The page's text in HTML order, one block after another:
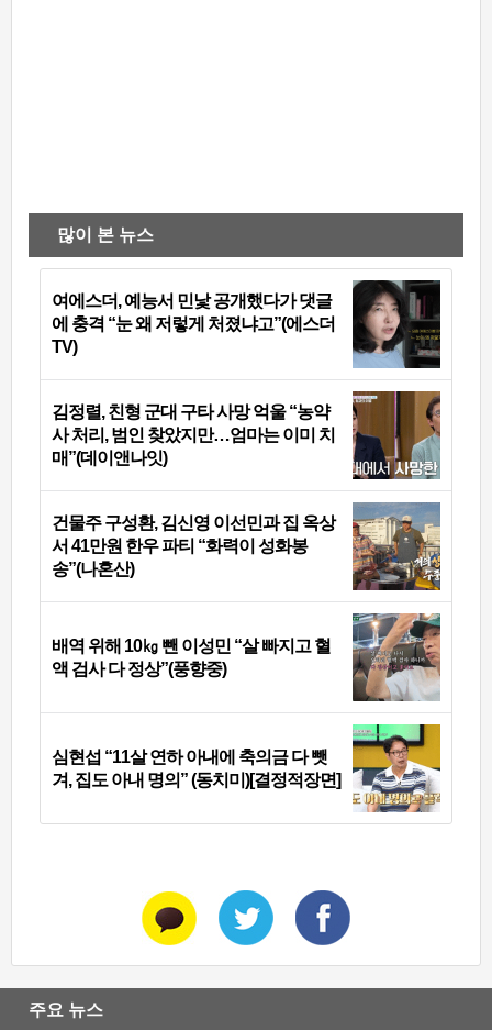
많이 본 뉴스
여에스더, 예능서 민낯 공개했다가 댓글
에 충격 “눈 왜 저렇게 처졌냐고”(에스더
TV)
김정렬, 친형 군대 구타 사망 억울 “농약
사 처리, 범인 찾았지만…엄마는 이미 치
매”(데이앤나잇)
건물주 구성환, 김신영 이선민과 집 옥상
서 41만원 한우 파티 “화력이 성화봉
송”(나혼산)
배역 위해 10㎏ 뺀 이성민 “살 빠지고 혈
액 검사 다 정상”(풍향중)
심현섭 “11살 연하 아내에 축의금 다 뺏
겨, 집도 아내 명의” (동치미)[결정적장면]
주요 뉴스